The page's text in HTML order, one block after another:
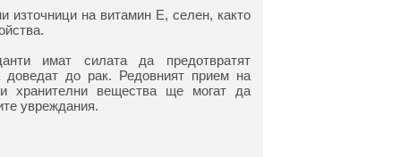
източници на витамин Е, селен, както
имат силата да предотвратят
доведат до рак. Редовният прием на
хранителни вещества ще могат да
увреждания.